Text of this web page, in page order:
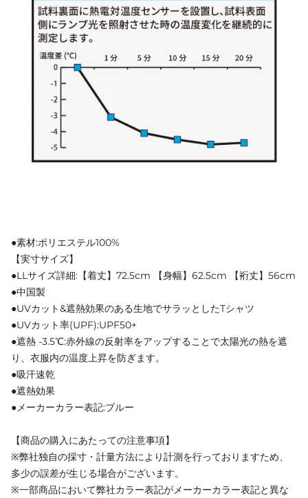
●素材:ポリエステル100%
【実寸サイズ】
●LLサイズ詳細:【着丈】72.5cm 【身幅】62.5cm 【裄丈】56cm
●中国製
●UVカット&遮熱効果のある生地でサラッとしたTシャツ
●UVカット率(UPF):UPF50+
●遮熱 -3.5℃:赤外線の反射率をアップすることで太陽光の熱を遮
り、衣服内の温度上昇を防ぎます。
●吸汗速乾
●遮熱効果
●メーカーカラー表記:ブルー
【商品の購入にあたっての注意事項】
※弊社独自の採寸・計量方法により計測を行っておりますため、
多少の誤差が生じる場合がございます。
※一部商品において弊社カラー表記がメーカーカラー表記と異な